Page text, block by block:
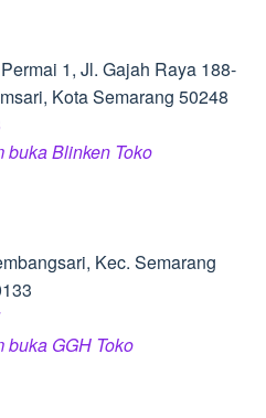
1, Jl. Gajah Raya 188-
Kota Semarang 50248
buka Blinken Toko
Kec. Semarang
buka GGH Toko